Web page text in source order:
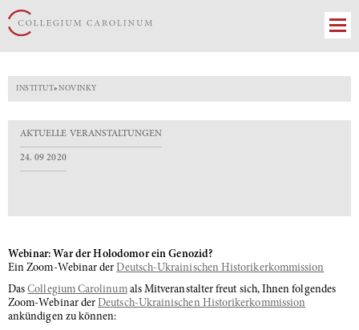
INSTITUT» NOVINKY
AKTUELLE VERANSTALTUNGEN
24. 09 2020
Webinar: War der Holodomor ein Genozid?
Ein Zoom-Webinar derDeutsch-Ukrainischen Historikerkommission
DasCollegium Carolinumals Mitveranstalter freut sich, Ihnen folgendes
Zoom-Webinar derDeutsch-Ukrainischen Historikerkommission
ankündigen zu können: